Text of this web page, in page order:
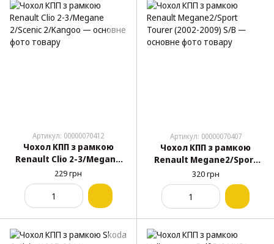
Артикул: 00000070412
Чохол КПП з рамкою
Renault Clio 2-3/Megane
2/Scenic 2/Kangoo
229 грн
Артикул: 00000070407
Чохол КПП з рамкою
Renault Megane2/Sport
Tourer (2002-2009) S/B
320 грн